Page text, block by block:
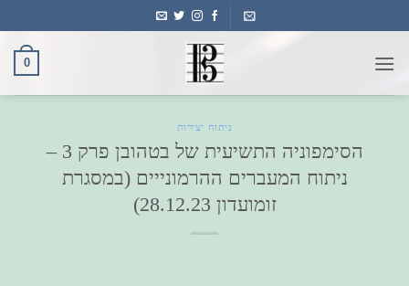
to
content
0
ניתוח יצירות
הסימפוניה התשיעית של בטהובן פרק 3 –
ניתוח המעברים ההרמונייים (במסגרת
זומועדון 28.12.23)